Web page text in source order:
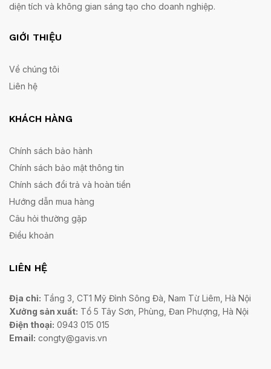
diện tích và không gian sáng tạo cho doanh nghiệp.
GIỚI THIỆU
Về chúng tôi
Liên hệ
KHÁCH HÀNG
Chính sách bảo hành
Chính sách bảo mật thông tin
Chính sách đổi trả và hoàn tiền
Hướng dẫn mua hàng
Câu hỏi thường gặp
Điều khoản
LIÊN HỆ
Địa chỉ: Tầng 3, CT1 Mỹ Đình Sông Đà, Nam Từ Liêm, Hà Nội
Xưởng sản xuất: Tổ 5 Tây Sơn, Phùng, Đan Phượng, Hà Nội
Điện thoại: 0943 015 015
Email: congty@gavis.vn